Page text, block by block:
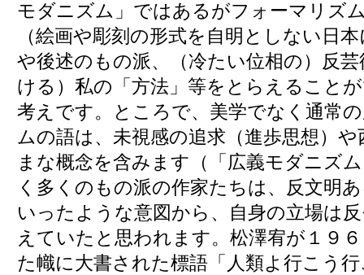
モダニズム」ではあるがフォーマリズ
（絵画や彫刻の形式を自明としない日
や後述のもの派、（冷たい位相の）反
ける）私の「方法」等をとらえること
考えです。ところで、美学でなく通常
ムの語は、未視感の追求（進歩思想）
まな概念を含みます（「広義モダニズ
く多くのもの派の作家たちは、反文明
いったような意図から、自身の立場は
えていたと思われます。松澤宥が１９
た幟に大書された標語「人類よ行こう